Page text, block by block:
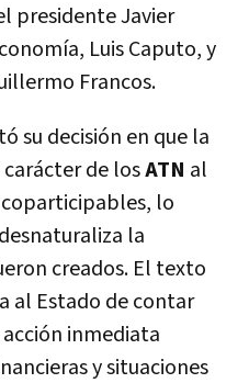
presidente Javier
Luis Caputo, y
Francos.
su decisión en que la
de losATN al
lo
la
creados. El texto
al Estado de contar
inmediata
y situaciones